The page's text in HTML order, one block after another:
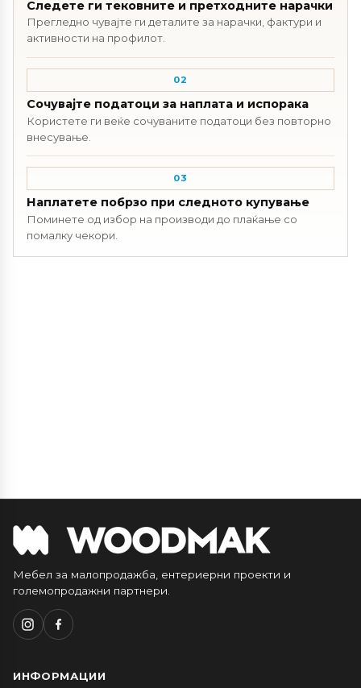
Следете ги тековните и претходните нарачки
Прегледно чувајте ги деталите за нарачки, фактури и
активности на профилот.
02
Сочувајте податоци за наплата и испорака
Користете ги веќе сочуваните податоци без повторно
внесување.
03
Наплатете побрзо при следното купување
Поминете од избор на производи до плаќање со
помалку чекори.
Мебел за малопродажба, ентериерни проекти и
големопродажни партнери.
ИНФОРМАЦИИ